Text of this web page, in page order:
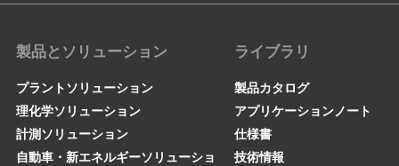
製品とソリューション
プラントソリューション
理化学ソリューション
計測ソリューション
自動車・新エネルギーソリューショ
ライブラリ
製品カタログ
アプリケーションノート
仕様書
技術情報